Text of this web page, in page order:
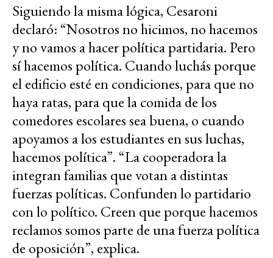
Siguiendo la misma lógica, Cesaroni
declaró: “Nosotros no hicimos, no hacemos
y no vamos a hacer política partidaria. Pero
sí hacemos política. Cuando luchás porque
el edificio esté en condiciones, para que no
haya ratas, para que la comida de los
comedores escolares sea buena, o cuando
apoyamos a los estudiantes en sus luchas,
hacemos política”. “La cooperadora la
integran familias que votan a distintas
fuerzas políticas. Confunden lo partidario
con lo político. Creen que porque hacemos
reclamos somos parte de una fuerza política
de oposición”, explica.